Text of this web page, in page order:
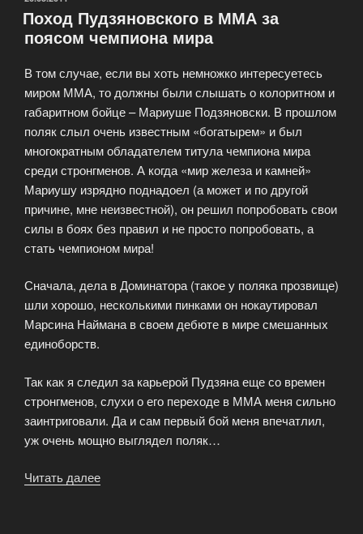
—
Солис:
дубль»
Поход Пудзяновского в ММА за
поясом чемпиона мира
В том случае, если вы хоть немножко интересуетесь
миром ММА, то должны были слышать о колоритном и
габаритном бойце – Мариуше Подзяновски. В прошлом
поляк слыл очень известным «богатырем» и был
многократным обладателем титула чемпиона мира
среди стронгменов. А когда «мир железа и камней»
Мариушу изрядно поднадоел (а может и по другой
причине, мне неизвестной), он решил попробовать свои
силы в боях без правил и не просто попробовать, а
стать чемпионом мира!
Сначала, дела в Доминатора (такое у поляка прозвище)
шли хорошо, несколькими пинками он нокаутировал
Марсина Наймана в своем дебюте в мире смешанных
единоборств.
Так как я следил за карьерой Пудзяна еще со времен
стронгменов, слухи о его переходе в ММА меня сильно
заинтриговали. Да и сам первый бой меня впечатлил,
уж очень мощно выглядел поляк…
Читать далее